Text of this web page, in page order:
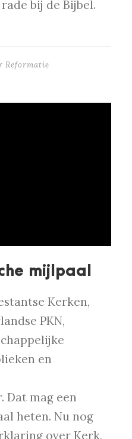
bij de Bijbel.
Reformatie
mijlpaal
Kerken,
PKN,
en
Dat mag een
heten. Nu nog
over Kerk,